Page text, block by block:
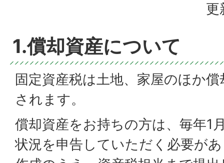
更
1.償却資産について
固定資産税は土地、家屋のほか
されます。
償却資産をお持ちの方は、毎年1
状況を申告していただく必要が